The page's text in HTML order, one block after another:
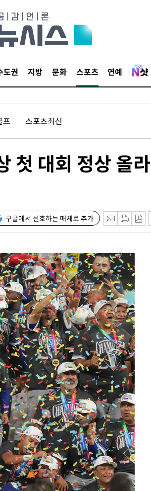
도권 지방 문화 스포츠 연예
프 스포츠최신
첫 대회 정상 올라
구글에서 선호하는 매체로 추가